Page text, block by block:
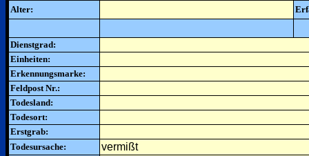
Alter:
Dienstgrad:
Einheiten:
Erkennungsmarke:
Feldpost Nr.:
Todesland:
Todesort:
Erstgrab:
Todesursache:
vermißt